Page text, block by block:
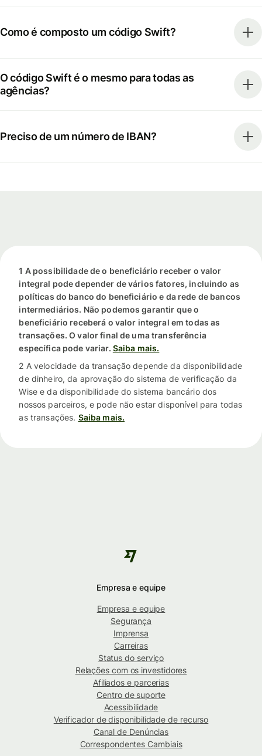
Como é composto um código Swift?
O código Swift é o mesmo para todas as
agências?
Preciso de um número de IBAN?
1 A possibilidade de o beneficiário receber o valor
integral pode depender de vários fatores, incluindo as
políticas do banco do beneficiário e da rede de bancos
intermediários. Não podemos garantir que o
beneficiário receberá o valor integral em todas as
transações. O valor final de uma transferência
específica pode variar. Saiba mais.
2 A velocidade da transação depende da disponibilidade
de dinheiro, da aprovação do sistema de verificação da
Wise e da disponibilidade do sistema bancário dos
nossos parceiros, e pode não estar disponível para todas
as transações. Saiba mais.
Empresa e equipe
Empresa e equipe
Segurança
Imprensa
Carreiras
Status do serviço
Relações com os investidores
Afiliados e parcerias
Centro de suporte
Acessibilidade
Verificador de disponibilidade de recurso
Canal de Denúncias
Correspondentes Cambiais